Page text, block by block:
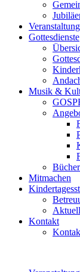
Gottesdienste
Musik &
Mitmachen
Kontakt